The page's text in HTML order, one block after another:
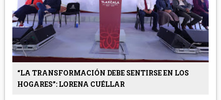
“LA TRANSFORMACIÓN DEBE SENTIRSE EN LOS
HOGARES”: LORENA CUÉLLAR